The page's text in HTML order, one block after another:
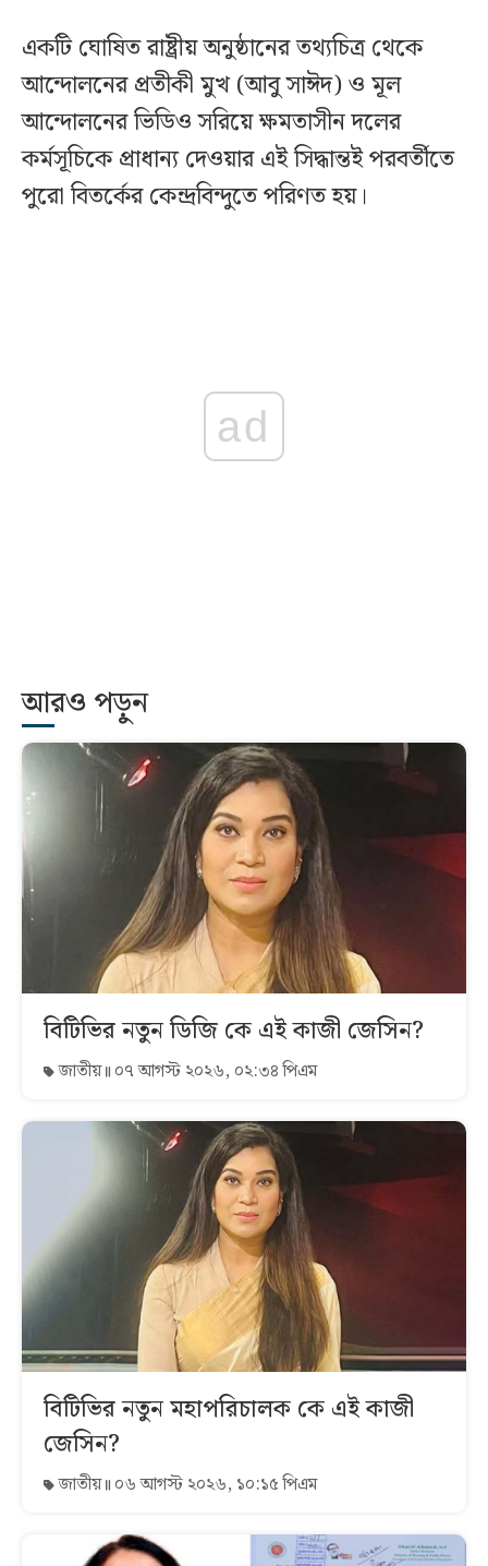
একটি ঘোষিত রাষ্ট্রীয় অনুষ্ঠানের তথ্যচিত্র থেকে
আন্দোলনের প্রতীকী মুখ (আবু সাঈদ) ও মূল
আন্দোলনের ভিডিও সরিয়ে ক্ষমতাসীন দলের
কর্মসূচিকে প্রাধান্য দেওয়ার এই সিদ্ধান্তই পরবর্তীতে
পুরো বিতর্কের কেন্দ্রবিন্দুতে পরিণত হয়।
ad
আরও পড়ুন
বিটিভির নতুন ডিজি কে এই কাজী জেসিন?
জাতীয় ০৭ আগস্ট ২০২৬, ০২:৩৪ পিএম
বিটিভির নতুন মহাপরিচালক কে এই কাজী
জেসিন?
জাতীয় ০৬ আগস্ট ২০২৬, ১০:১৫ পিএম